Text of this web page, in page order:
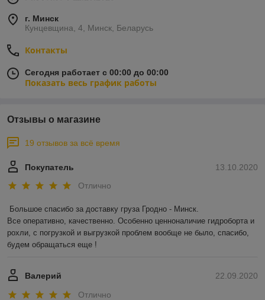
г. Минск
Кунцевщина, 4, Минск, Беларусь
Контакты
Сегодня работает с 00:00 до 00:00
Показать весь график работы
Отзывы о магазине
19 отзывов за всё время
13.10.2020
Покупатель
Отлично
Большое спасибо за доставку груза Гродно - Минск.
Все оперативно, качественно. Особенно ценноналичие гидроборта и
рохли, с погрузкой и выгрузкой проблем вообще не было, спасибо,
будем обращаться еще !
22.09.2020
Валерий
Отлично